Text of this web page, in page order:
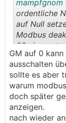
mampfgnom
ordentliche
auf Null
Modbus
30min
aktivieren.
GM auf 0
ausschalten
sollte es aber
warum
doch später
anzeigen.
nach wieder